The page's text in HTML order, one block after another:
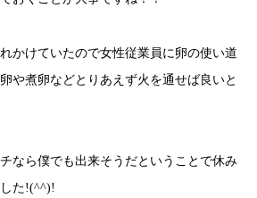
かけていたので女性従業員に卵の使い道
や煮卵などとりあえず火を通せば良いと
なら僕でも出来そうだということで休み
た!(^^)!